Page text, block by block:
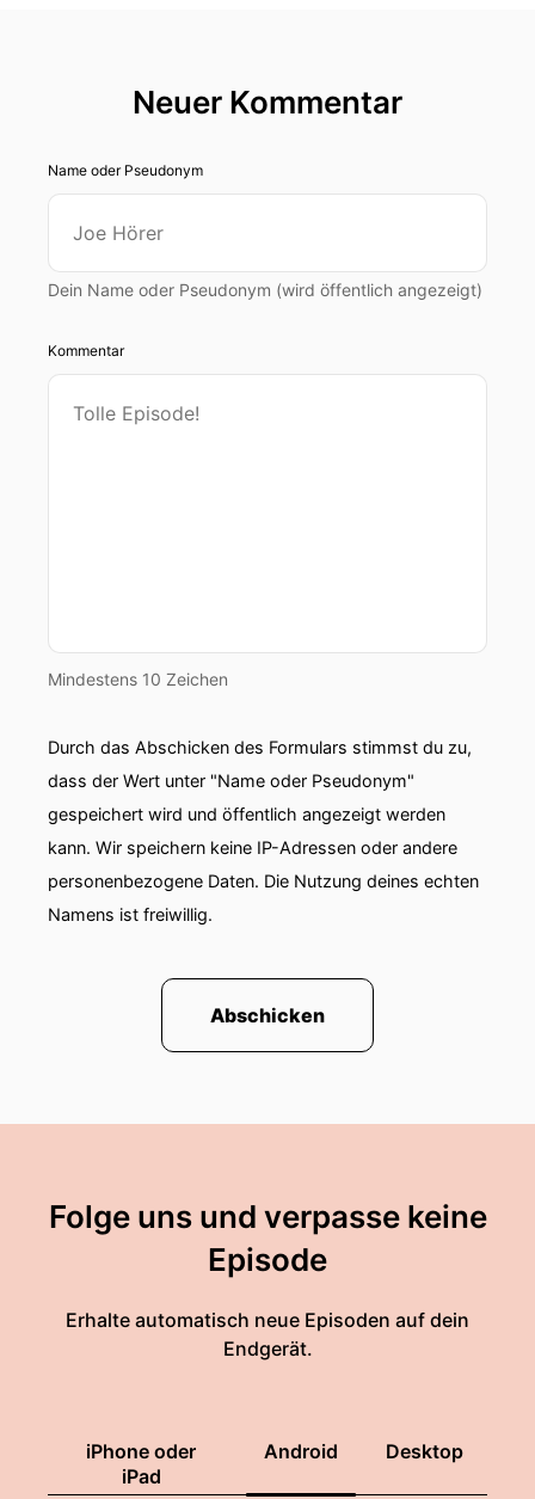
Neuer Kommentar
Name oder Pseudonym
Dein Name oder Pseudonym (wird öffentlich angezeigt)
Kommentar
Mindestens 10 Zeichen
Durch das Abschicken des Formulars stimmst du zu,
dass der Wert unter "Name oder Pseudonym"
gespeichert wird und öffentlich angezeigt werden
kann. Wir speichern keine IP-Adressen oder andere
personenbezogene Daten. Die Nutzung deines echten
Namens ist freiwillig.
Abschicken
Folge uns und verpasse keine
Episode
Erhalte automatisch neue Episoden auf dein
Endgerät.
iPhone oder
iPad
Android Desktop